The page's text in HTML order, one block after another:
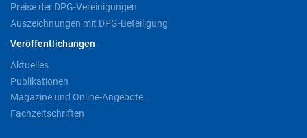
Preise der DPG-Vereinigungen
Auszeichnungen mit DPG-Beteiligung
Veröffentlichungen
Aktuelles
Publikationen
Magazine und Online-Angebote
Fachzeitschriften